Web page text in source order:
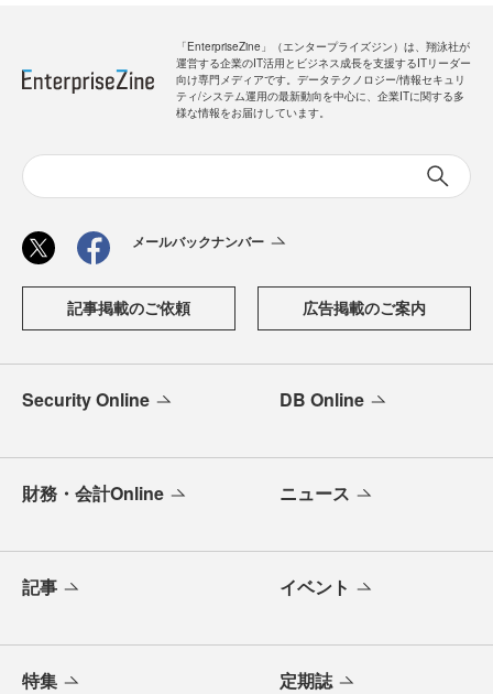
「EnterpriseZine」（エンタープライズジン）は、翔泳社が
運営する企業のIT活用とビジネス成長を支援するITリーダー
向け専門メディアです。データテクノロジー/情報セキュリ
ティ/システム運用の最新動向を中心に、企業ITに関する多
様な情報をお届けしています。
メールバックナンバー
記事掲載のご依頼 広告掲載のご案内
Security Online DB Online
財務・会計Online ニュース
記事 イベント
特集 定期誌